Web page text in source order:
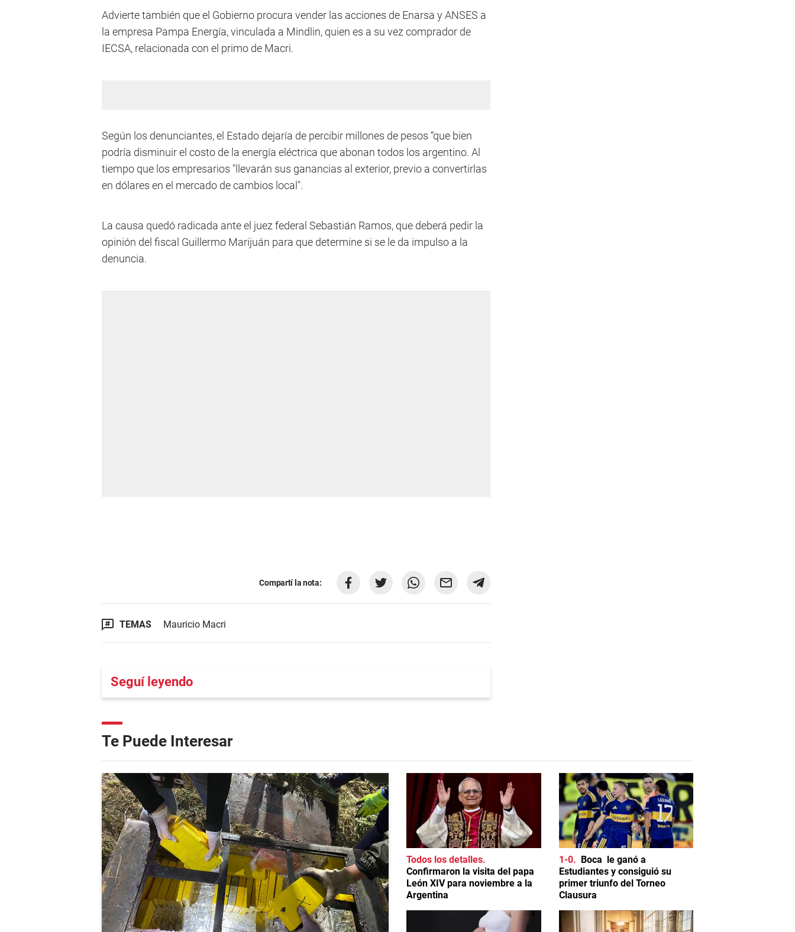
Advierte también que el Gobierno procura vender las acciones de Enarsa y ANSES a
la empresa Pampa Energía, vinculada a Mindlin, quien es a su vez comprador de
IECSA, relacionada con el primo de Macri.
Según los denunciantes, el Estado dejaría de percibir millones de pesos “que bien
podría disminuir el costo de la energía eléctrica que abonan todos los argentino. Al
tiempo que los empresarios "llevarán sus ganancias al exterior, previo a convertirlas
en dólares en el mercado de cambios local".
La causa quedó radicada ante el juez federal Sebastián Ramos, que deberá pedir la
opinión del fiscal Guillermo Marijuán para que determine si se le da impulso a la
denuncia.
Compartí la nota:
TEMAS Mauricio Macri
Seguí leyendo
Te Puede Interesar
Todos los detalles
Confirmaron la visita del papa
León XIV para noviembre a la
Argentina
1-0
Boca le ganó a
Estudiantes y consiguió su
primer triunfo del Torneo
Clausura